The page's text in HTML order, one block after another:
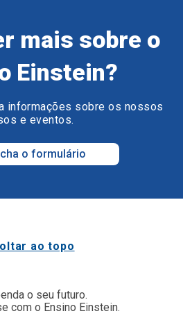
mais sobre o
Einstein?
informações sobre os nossos
e eventos.
o formulário
ao topo
o seu futuro.
com o Ensino Einstein.